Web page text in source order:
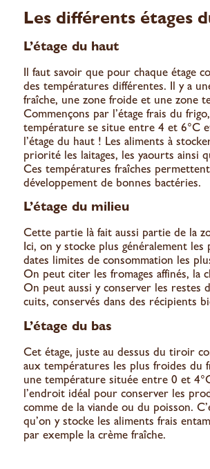
Les différents étages
L’étage du haut
Il faut savoir que pour chaque étage
des températures différentes. Il y a
fraîche, une zone froide et une zone
Commençons par l’étage frais du
température se situe entre 4 et 6°C
l’étage du haut ! Les aliments à
priorité les laitages, les yaourts ainsi
Ces températures fraîches
développement de bonnes bactéries.
L’étage du milieu
Cette partie là fait aussi partie de la
Ici, on y stocke plus généralement
dates limites de consommation les
On peut citer les fromages affinés, la
On peut aussi y conserver les restes
cuits, conservés dans des récipients
L’étage du bas
Cet étage, juste au dessus du tiroir
aux températures les plus froides du
une température située entre 0 et
l’endroit idéal pour conserver les
comme de la viande ou du poisson.
qu’on y stocke les aliments frais
par exemple la crème fraîche.